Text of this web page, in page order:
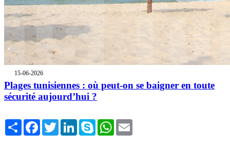
15-06-2026
Plages tunisiennes : où peut-on se baigner en toute
sécurité aujourd’hui ?
Share FacebookTwitterLinkedInSkype WhatsApp